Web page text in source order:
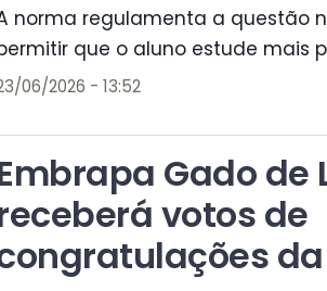
norma regulamenta a questão
que o aluno estude mais
06/2026 - 13:52
Gado de
votos de